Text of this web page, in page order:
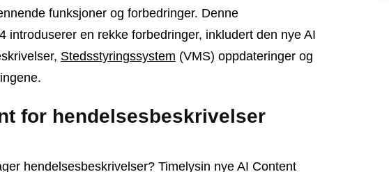
funksjoner og forbedringer. Denne
introduserer en rekke forbedringer, inkludert den nye AI
Stedsstyringssystem (VMS) oppdateringer og
for hendelsesbeskrivelser
hendelsesbeskrivelser? Timelysin nye AI Content